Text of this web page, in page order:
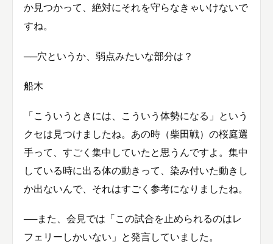
か見つかって、絶対にそれを守らなきゃいけないで
すね。
──穴というか、弱点みたいな部分は？
船木
「こういうときには、こういう体勢になる」という
クセは見つけましたね。あの時（柴田戦）の桜庭選
手って、すごく集中していたと思うんですよ。集中
している時に出る体の動きって、染み付いた動きし
か出ないんで、それはすごく参考になりましたね。
──また、会見では「この試合を止められるのはレ
フェリーしかいない」と発言していました。